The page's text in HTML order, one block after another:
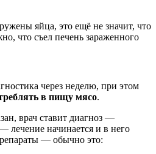
яйца, это ещё не значит, что
что съел печень зараженного
через неделю, при этом
в пищу мясо.
врач ставит диагноз —
лечение начинается и в него
— обычно это: